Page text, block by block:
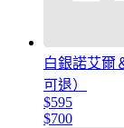
白銀諾艾爾
可退）
$595
$700